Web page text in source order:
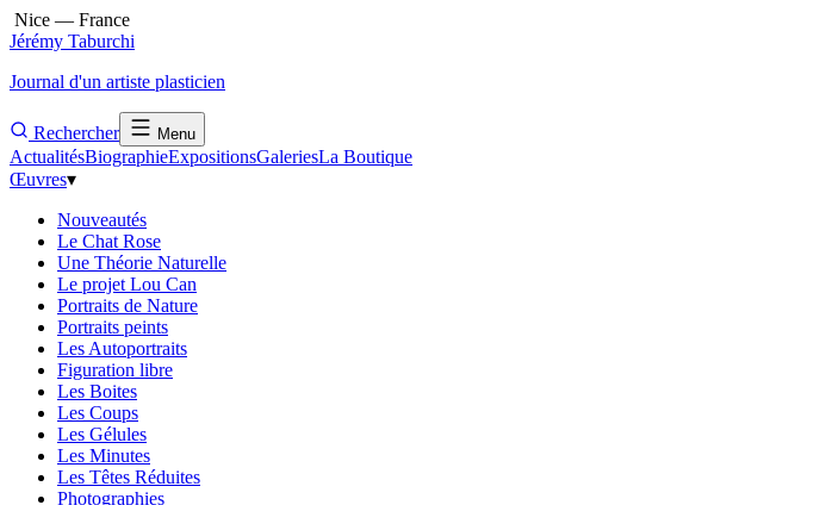
Nice — France
Jérémy Taburchi
Journal d'un artiste plasticien
Rechercher Menu
ActualitésBiographieExpositionsGaleriesLa Boutique
Œuvres▾
Nouveautés
Le Chat Rose
Une Théorie Naturelle
Le projet Lou Can
Portraits de Nature
Portraits peints
Les Autoportraits
Figuration libre
Les Boites
Les Coups
Les Gélules
Les Minutes
Les Têtes Réduites
Photographies